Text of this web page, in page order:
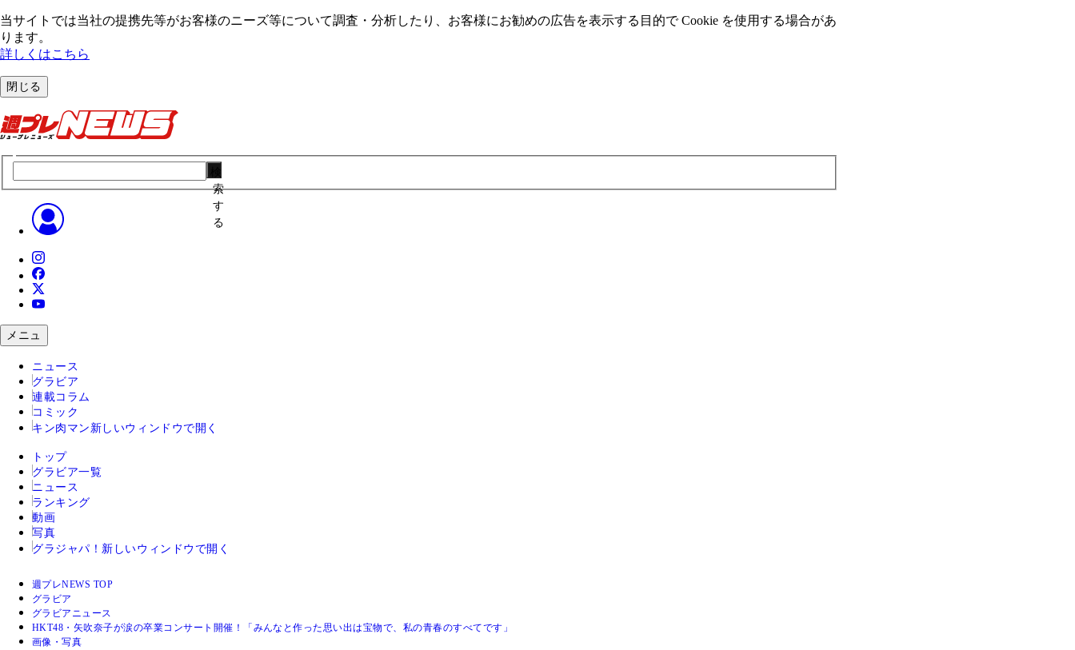
当サイトでは当社の提携先等がお客様のニーズ等について調査・分析したり、お客様にお勧めの広告を表⽰する⽬的で Cookie を使⽤する場合があ
ります。
詳しくはこちら
閉じる
索
す
る
メニュ
ニュース
グラビア
連載コラム
コミック
キン肉マン 新しいウィンドウで開く
トップ
グラビア一覧
ニュース
ランキング
動画
写真
グラジャパ！ 新しいウィンドウで開く
週プレNEWS TOP
グラビア
グラビアニュース
HKT48・矢吹奈子が涙の卒業コンサート開催！「みんなと作った思い出は宝物で、私の青春のすべてです」
画像・写真